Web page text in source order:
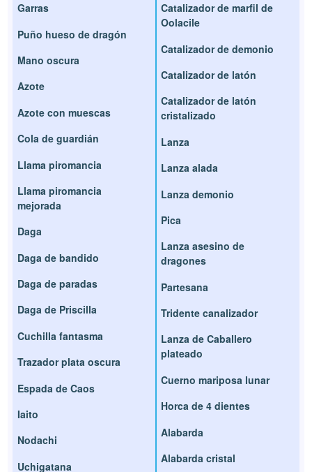
Garras
Puño hueso de dragón
Mano oscura
Azote
Azote con muescas
Cola de guardián
Llama piromancia
Llama piromancia
mejorada
Daga
Daga de bandido
Daga de paradas
Daga de Priscilla
Cuchilla fantasma
Trazador plata oscura
Espada de Caos
Iaito
Nodachi
Uchigatana
Catalizador de marfil de
Oolacile
Catalizador de demonio
Catalizador de latón
Catalizador de latón
cristalizado
Lanza
Lanza alada
Lanza demonio
Pica
Lanza asesino de
dragones
Partesana
Tridente canalizador
Lanza de Caballero
plateado
Cuerno mariposa lunar
Horca de 4 dientes
Alabarda
Alabarda cristal